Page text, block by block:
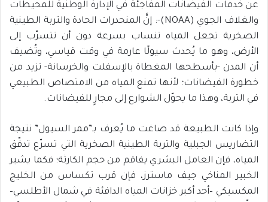
عن خدمات الفيضانات المفاجئة في الإدارة الوطنية للمحيطات
والغلاف الجوي (NOAA)-: إنَّ المنحدرات الحادة والتربة الطينية
الصخرية تجعل المياه تنساب بسرعة دون أن تتسرّب إلى
الأرض، وهو ما يُحدث سيولًا عارمة في وقت قياسي، وتُضيف
أن المدن -بأسطحها المغطاة بالإسفلت والخرسانة- تزيد من
خطورة الفيضانات؛ لأنها تمنع المياه من الامتصاص الطبيعي
في التربة، وهذا ما يحوّل الشوارع إلى مجارٍ للفيضانات.
وإذا كانت الطبيعة قد صاغت ما يُعرف بـ”ممر السيول” نتيجة
التضاريس الجبلية والتربة الطينية الصخرية التي تسرّع تدفّق
المياه، فإن العامل البشري يفاقم من حجم الكارثة؛ فكما يشير
الخبير المناخي جيف ماسترز، فإن قرب تكساس من الخليج
المكسيكي –أحد أكبر خزانات المياه الدافئة في شمال الأطلسي–